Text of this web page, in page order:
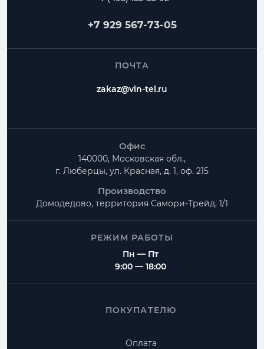
+7 929 567-73-05
ПОЧТА
zakaz@vin-tel.ru
Офис
140000, Московская обл.,
г. Люберцы, ул. Красная, д. 1, оф. 215
Производство
Домодедово, территория Самори-Трейд, 1/1
РЕЖИМ РАБОТЫ
Пн — Пт
9:00 — 18:00
ПОКУПАТЕЛЮ
Оплата